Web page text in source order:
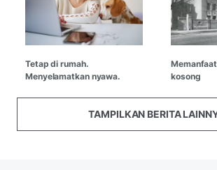
Tetap di rumah.
Menyelamatkan nyawa.
kosong
TAMPILKAN BERITA